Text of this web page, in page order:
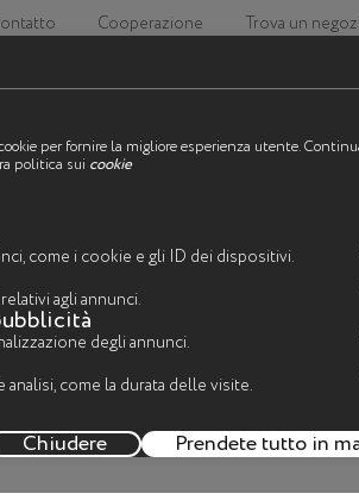
Cooperazione Trova un
La
per fornire la migliore esperienza utente.
politica sui cookie
come i cookie e gli ID dei dispositivi.
agli annunci.
degli annunci.
come la durata delle visite.
Chiudere Prendete tutto in